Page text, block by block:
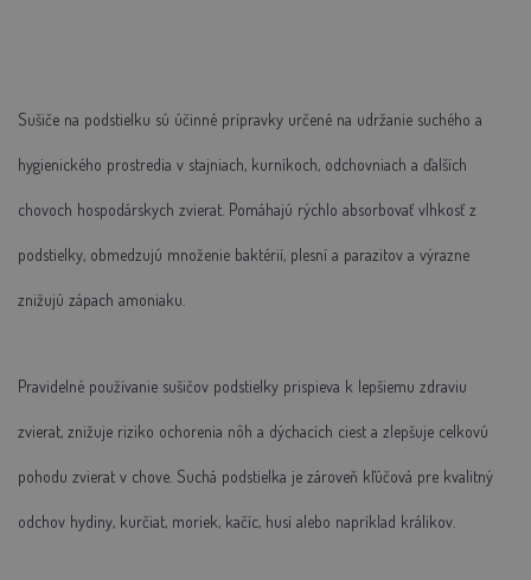
Sušiče na podstielku sú účinné prípravky určené na udržanie suchého a
hygienického prostredia v stajniach, kurníkoch, odchovniach a ďalších
chovoch hospodárskych zvierat. Pomáhajú rýchlo absorbovať vlhkosť z
podstielky, obmedzujú množenie baktérií, plesní a parazitov a výrazne
znižujú zápach amoniaku.
Pravidelné používanie sušičov podstielky prispieva k lepšiemu zdraviu
zvierat, znižuje riziko ochorenia nôh a dýchacích ciest a zlepšuje celkovú
pohodu zvierat v chove. Suchá podstielka je zároveň kľúčová pre kvalitný
odchov hydiny, kurčiat, moriek, kačíc, husí alebo napríklad králikov.